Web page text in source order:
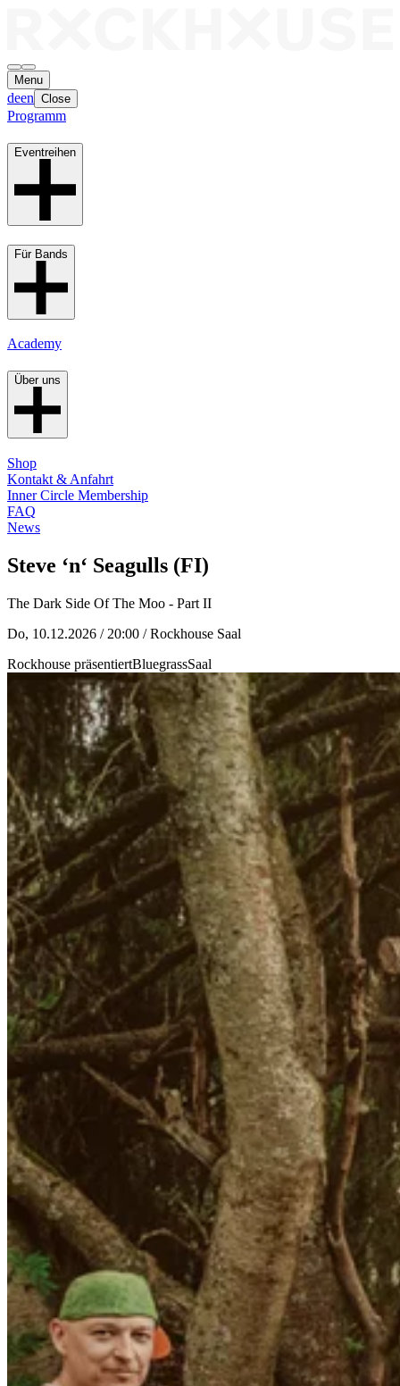
Menu
deen Close
Programm
Eventreihen
Für Bands
Academy
Über uns
Shop
Kontakt & Anfahrt
Inner Circle Membership
FAQ
News
Steve ‘n‘ Seagulls (FI)
The Dark Side Of The Moo - Part II
Do, 10.12.2026 / 20:00 / Rockhouse Saal
Rockhouse präsentiertBluegrassSaal